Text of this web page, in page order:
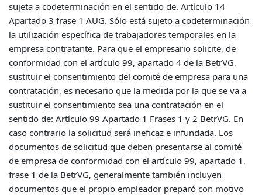
sujeta a codeterminación en el sentido de. Artículo 14
Apartado 3 frase 1 AÜG. Sólo está sujeto a codeterminación
la utilización específica de trabajadores temporales en la
empresa contratante. Para que el empresario solicite, de
conformidad con el artículo 99, apartado 4 de la BetrVG,
sustituir el consentimiento del comité de empresa para una
contratación, es necesario que la medida por la que se va a
sustituir el consentimiento sea una contratación en el
sentido de: Artículo 99 Apartado 1 Frases 1 y 2 BetrVG. En
caso contrario la solicitud será ineficaz e infundada. Los
documentos de solicitud que deben presentarse al comité
de empresa de conformidad con el artículo 99, apartado 1,
frase 1 de la BetrVG, generalmente también incluyen
documentos que el propio empleador preparó con motivo